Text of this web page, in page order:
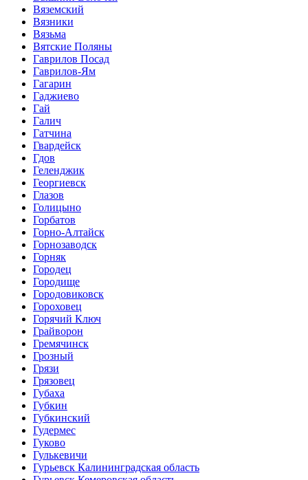
Вяземский
Вязники
Вязьма
Вятские Поляны
Гаврилов Посад
Гаврилов-Ям
Гагарин
Гаджиево
Гай
Галич
Гатчина
Гвардейск
Гдов
Геленджик
Георгиевск
Глазов
Голицыно
Горбатов
Горно-Алтайск
Горнозаводск
Горняк
Городец
Городище
Городовиковск
Гороховец
Горячий Ключ
Грайворон
Гремячинск
Грозный
Грязи
Грязовец
Губаха
Губкин
Губкинский
Гудермес
Гуково
Гулькевичи
Гурьевск Калининградская область